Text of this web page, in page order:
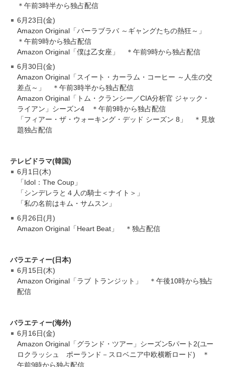
＊午前3時半から独占配信
6月23日(金)
Amazon Original「バーラブラバ ～ギャングたちの熱狂～」
＊午前9時から独占配信
Amazon Original「僕は乙女座」 ＊午前9時から独占配信
6月30日(金)
Amazon Original「スイート・カーラム・コーヒー ～人生の交
差点～」 ＊午前3時半から独占配信
Amazon Original「トム・クランシー／CIA分析官 ジャック・
ライアン」シーズン4 ＊午前9時から独占配信
「フィアー・ザ・ウォーキング・デッド シーズン 8」 ＊見放
題独占配信
テレビドラマ(韓国)
6月1日(木)
「Idol：The Coup」
「シンデレラと４人の騎士＜ナイト＞」
「私の名前はキム・サムスン」
6月26日(月)
Amazon Original「Heart Beat」 ＊独占配信
バラエティー(日本)
6月15日(木)
Amazon Original「ラブ トランジット」 ＊午後10時から独占
配信
バラエティー(海外)
6月16日(金)
Amazon Original「グランド・ツアー」シーズン5パート2(ユー
ロクラッシュ ポーランド－スロベニア中欧横断ロード) ＊
午前9時から独占配信